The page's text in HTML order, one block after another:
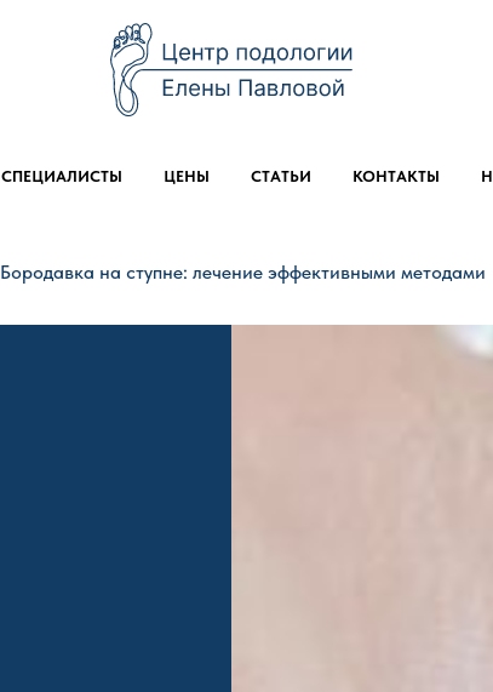
СПЕЦИАЛИСТЫ ЦЕНЫ СТАТЬИ КОНТАКТЫ
Бородавка на ступне: лечение эффективными методами